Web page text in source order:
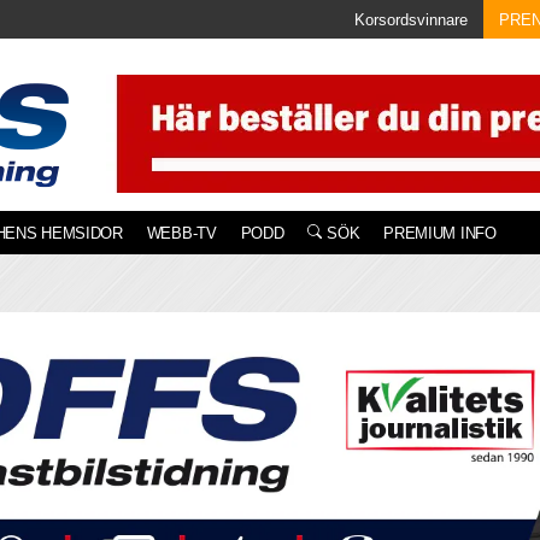
Korsordsvinnare
HEMSIDOR WEBB-TV PODD SÖK PREMIUM INFO